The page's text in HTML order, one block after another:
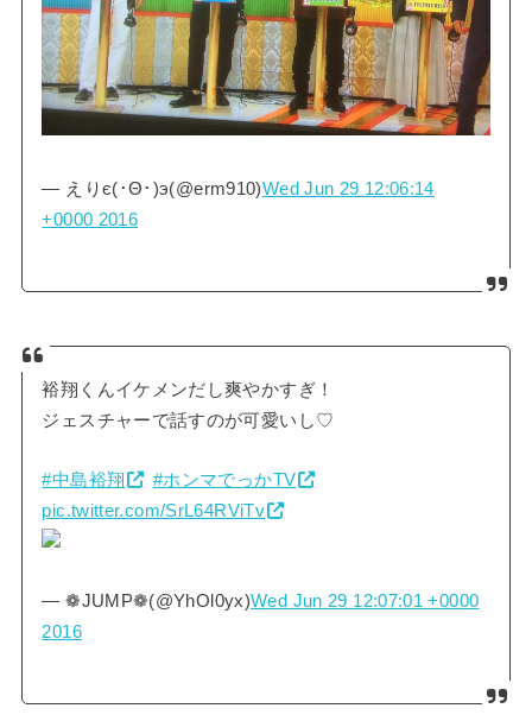
— えりє(･Θ･)э(@erm910)Wed Jun 29 12:06:14
+0000 2016
裕翔くんイケメンだし爽やかすぎ！
ジェスチャーで話すのが可愛いし♡
#中島裕翔
#ホンマでっかTV
pic.twitter.com/SrL64RViTv
— ❁JUMP❁(@YhOl0yx)Wed Jun 29 12:07:01 +0000
2016